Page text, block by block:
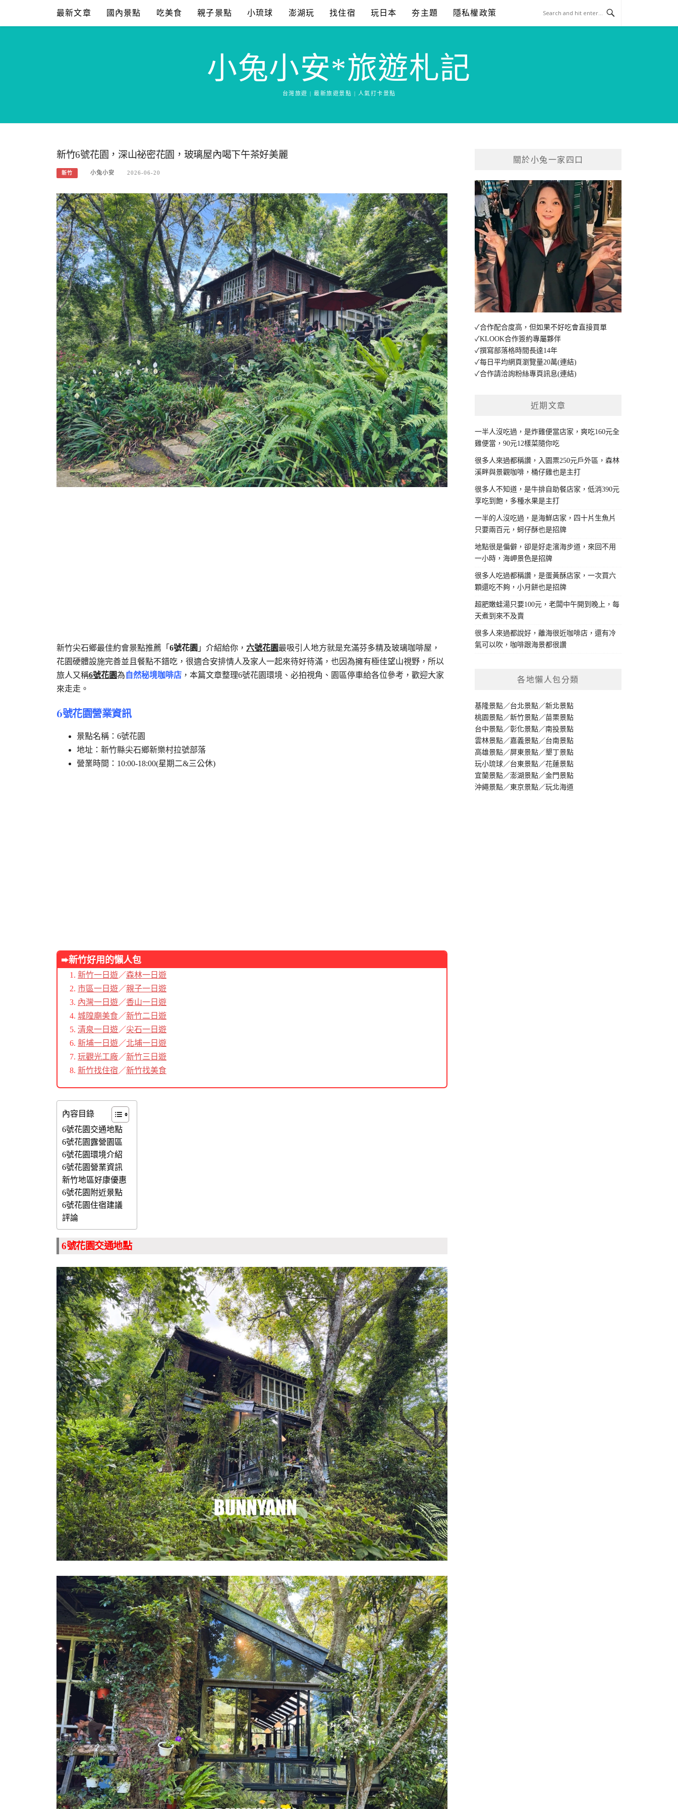
content
最新文章 國內景點 吃美食 親子景點 小琉球 澎湖玩 找住宿 玩日本 夯主題 隱私權政策
小兔小安*旅遊札記
台灣旅遊 | 最新旅遊景點 | 人氣打卡景點
新竹6號花園，深山祕密花園，玻璃屋內喝下午茶好美麗
新竹 小兔小安 2026-06-20
新竹尖石鄉最佳約會景點推薦「 6號花園 」介紹給你， 六號花園最吸引人地方就是充滿芬多精及玻璃咖啡屋，
花園硬體設施完善並且餐點不錯吃，很適合安排情人及家人一起來待好待滿，也因為擁有極佳望山視野，所以
旅人又稱6號花園為 自然秘境咖啡店 ，本篇文章整理6號花園環境、必拍視角、園區停車給各位參考，歡迎大家
來走走。
6號花園營業資訊
景點名稱：6號花園
地址：新竹縣尖石鄉新樂村拉號部落
營業時間：10:00-18:00(星期二&三公休)
➨新竹好用的懶人包
新竹一日遊／森林一日遊
市區一日遊／親子一日遊
內灣一日遊／香山一日遊
城隍廟美食／新竹二日遊
清泉一日遊／尖石一日遊
新埔一日遊／北埔一日遊
玩觀光工廠／新竹三日遊
新竹找住宿／新竹找美食
內容目錄
6號花園交通地點
6號花園露營園區
6號花園環境介紹
6號花園營業資訊
新竹地區好康優惠
6號花園附近景點
6號花園住宿建議
評論
6號花園交通地點
關於小兔一家四口
✓合作配合度高，但如果不好吃會直接買單
✓KLOOK合作簽約專屬夥伴
✓撰寫部落格時間長達14年
✓每日平均網頁瀏覽量20萬(連結)
✓合作請洽詢粉絲專頁訊息(連結)
近期文章
一半人沒吃過，是炸雞便當店家，爽吃160元全
雞便當，90元12樣菜隨你吃
很多人來過都稱讚，入園票250元戶外區，森林
溪畔與景觀咖啡，桶仔雞也是主打
很多人不知道，是牛排自助餐店家，低消390元
享吃到飽，多種水果是主打
一半的人沒吃過，是海鮮店家，四十片生魚片
只要兩百元，蚵仔酥也是招牌
地點很是偏僻，卻是好走濱海步道，來回不用
一小時，海岬景色是招牌
很多人吃過都稱讚，是蛋黃酥店家，一次買六
顆還吃不夠，小月餅也是招牌
超肥嫩蛙湯只要100元，老闆中午開到晚上，每
天煮到來不及賣
很多人來過都說好，離海很近咖啡店，還有冷
氣可以吹，咖啡跟海景都很讚
各地懶人包分類
基隆景點／台北景點／新北景點
桃園景點／新竹景點／苗栗景點
台中景點／彰化景點／南投景點
雲林景點／嘉義景點／台南景點
高雄景點／屏東景點／墾丁景點
玩小琉球／台東景點／花蓮景點
宜蘭景點／澎湖景點／金門景點
沖繩景點／東京景點／玩北海道